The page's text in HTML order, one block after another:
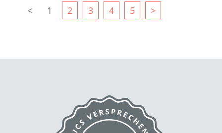
< 1 2 3 4 5 >